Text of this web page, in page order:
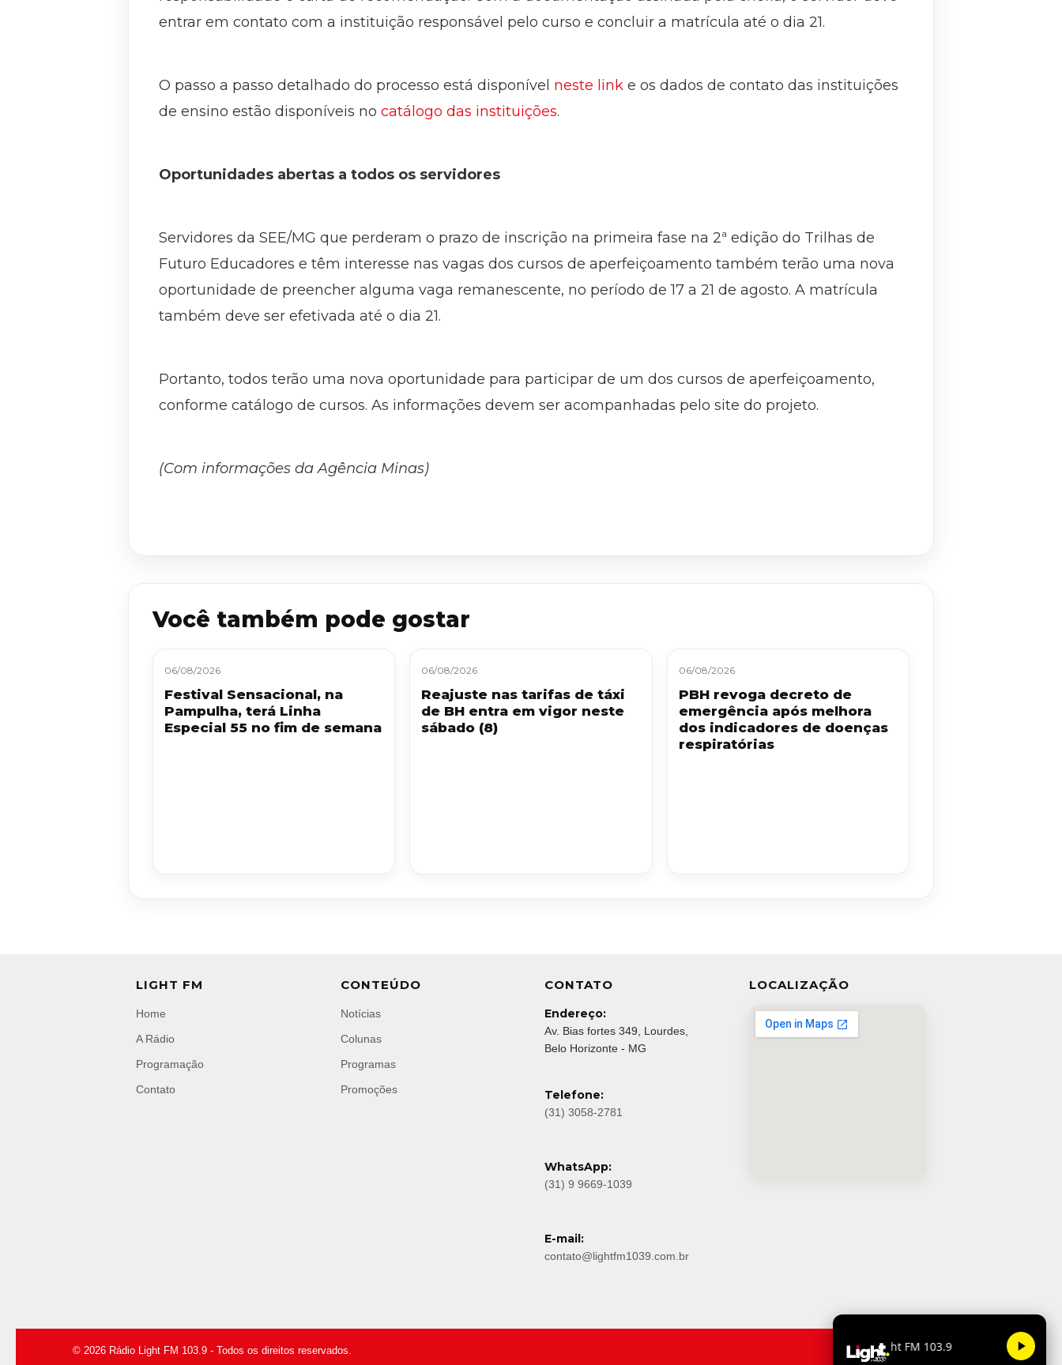
entrar em contato com a instituição responsável pelo curso e concluir a matrícula até o dia 21.
O passo a passo detalhado do processo está disponível neste link e os dados de contato das instituições
de ensino estão disponíveis no catálogo das instituições.
Oportunidades abertas a todos os servidores
Servidores da SEE/MG que perderam o prazo de inscrição na primeira fase na 2ª edição do Trilhas de
Futuro Educadores e têm interesse nas vagas dos cursos de aperfeiçoamento também terão uma nova
oportunidade de preencher alguma vaga remanescente, no período de 17 a 21 de agosto. A matrícula
também deve ser efetivada até o dia 21.
Portanto, todos terão uma nova oportunidade para participar de um dos cursos de aperfeiçoamento,
conforme catálogo de cursos. As informações devem ser acompanhadas pelo site do projeto.
(Com informações da Agência Minas)
Você também pode gostar
06/08/2026
Festival Sensacional, na
Pampulha, terá Linha
Especial 55 no fim de semana
06/08/2026
Reajuste nas tarifas de táxi
de BH entra em vigor neste
sábado (8)
06/08/2026
PBH revoga decreto de
emergência após melhora
dos indicadores de doenças
respiratórias
LIGHT FM
Home
A Rádio
Programação
Contato
CONTEÚDO
Notícias
Colunas
Programas
Promoções
CONTATO
Endereço:
Av. Bias fortes 349, Lourdes,
Belo Horizonte - MG
Telefone:
(31) 3058-2781
WhatsApp:
(31) 9 9669-1039
E-mail:
contato@lightfm1039.com.br
LOCALIZAÇÃO
© 2026 Rádio Light FM 103.9 - Todos os direitos reservados.
Light FM 103.9